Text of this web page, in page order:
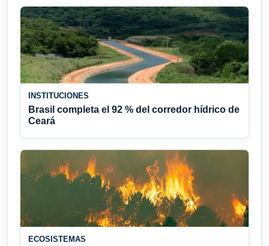
INSTITUCIONES
Brasil completa el 92 % del corredor hídrico de
Ceará
ECOSISTEMAS